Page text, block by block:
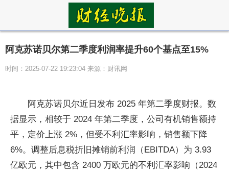
阿克苏诺贝尔第二季度利润率提升60个基点至15%
时间：2025-07-22 19:23:04 来源：财讯网
阿克苏诺贝尔近日发布 2025 年第二季度财报。数
据显示，相较于 2024 年第二季度，公司有机销售额持
平，定价上涨 2%，但受不利汇率影响，销售额下降
6%。调整后息税折旧摊销前利润（EBITDA）为 3.93
亿欧元，其中包含 2400 万欧元的不利汇率影响（2024